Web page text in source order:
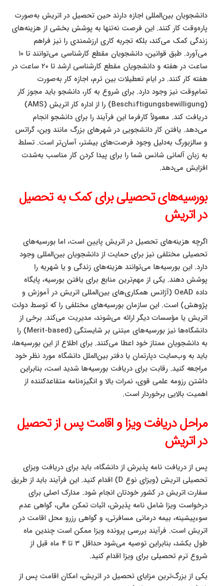
دانشجویان بین‌المللی اجازه دارند حین تحصیل در اتریش به‌صورت
پاره‌وقت کار کنند. این فرصت نه‌تنها به پوشش بخشی از هزینه‌های
زندگی کمک می‌کند، بلکه تجربه کاری ارزشمندی را نیز فراهم
می‌آورد. طبق قوانین، دانشجویان مقطع کارشناسی می‌توانند تا ۱۰
ساعت در هفته و دانشجویان مقطع کارشناسی ارشد تا ۲۰ ساعت در
هفته کار کنند. در ایام تعطیلات بین ترم، اجازه کار به‌صورت
تمام‌وقت نیز وجود دارد. برای شروع به کار، دانشجو باید مجوز کار
(Beschäftigungsbewilligung) را از اداره کار اتریش (AMS)
دریافت کند. معمولاً کارفرما این فرآیند را برای دانشجو انجام
می‌دهد. یافتن کار دانشجویی در شهرهای بزرگ مانند وین، گراتس
و سالزبورگ به‌دلیل وجود فرصت‌های بیشتر، آسان‌تر است. تسلط
به زبان آلمانی شانس شما را برای پیدا کردن کار مناسب به‌شدت
افزایش می‌دهد.
بورسیه‌های تحصیلی برای کمک به تحصیل
در اتریش
اگرچه هزینه‌های تحصیل در اتریش پایین است، اما بورسیه‌های
تحصیلی مختلفی نیز برای حمایت از دانشجویان بین‌المللی وجود
دارد. این بورسیه‌ها می‌توانند هزینه‌های زندگی و یا شهریه را
پوشش دهند. یکی از مهم‌ترین منابع برای یافتن بورسیه، پایگاه
داده OeAD (آژانس همکاری‌های بین‌المللی اتریش در آموزش و
پژوهش) است. این سازمان بورسیه‌های مختلفی را که توسط دولت
اتریش یا مؤسسات دیگر ارائه می‌شوند، مدیریت می‌کند. برخی از
دانشگاه‌ها نیز بورسیه‌های مبتنی بر شایستگی (Merit-based) را
به دانشجویان ممتاز خود اعطا می‌کنند. برای اطلاع از این بورسیه‌ها،
باید به وب‌سایت دپارتمان یا دفتر بین‌الملل دانشگاه مورد نظر خود
مراجعه کنید. رقابت برای دریافت بورسیه‌ها شدید است، بنابراین
داشتن رزومه علمی قوی، نمرات بالا و انگیزه‌نامه متقاعدکننده از
اهمیت بالایی برخوردار است.
مراحل دریافت ویزا و اقامت پس از تحصیل
در اتریش
پس از دریافت نامه پذیرش از دانشگاه، باید برای دریافت ویزای
تحصیلی اتریش (ویزای نوع D) اقدام کنید. این فرآیند باید از طریق
سفارت اتریش در کشور خودتان انجام شود. مدارک اصلی برای
درخواست ویزا شامل نامه پذیرش، اثبات تمکن مالی، گواهی عدم
سوءپیشینه، بیمه درمانی مسافرتی، و گواهی رزرو محل اقامت در
اتریش است. فرآیند بررسی پرونده ویزا ممکن است چندین ماه
طول بکشد، بنابراین توصیه می‌شود حداقل ۳ تا ۴ ماه قبل از
شروع ترم تحصیلی برای ویزا اقدام کنید.
یکی از بزرگ‌ترین مزایای تحصیل در اتریش، امکان اقامت پس از